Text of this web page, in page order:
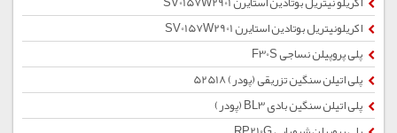
اکریلونیتریل بوتادین استایرن SV0157W2901
پلی پروپیلن نساجی F30S
پلی اتیلن سنگین تزریقی (پودر) 52518
پلی اتیلن سنگین بادی BL3 (پودر)